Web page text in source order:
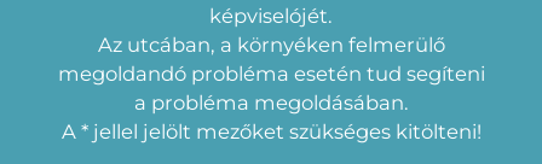
képviselójét.
Az utcában, a környéken felmerülő
megoldandó probléma esetén tud segíteni
a probléma megoldásában.
A * jellel jelölt mezőket szükséges kitölteni!